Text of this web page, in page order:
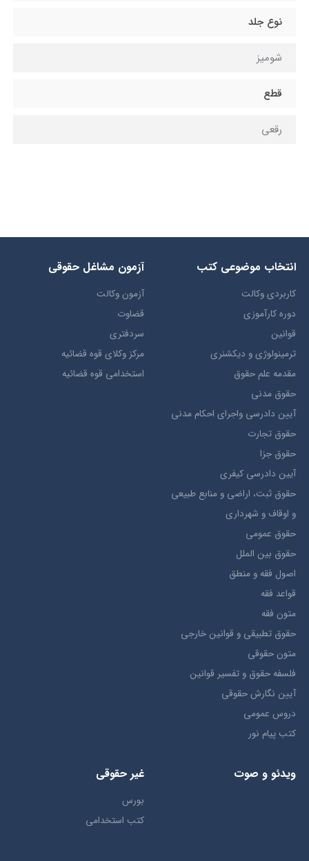
نوع جلد
شومیز
قطع
رقعی
انتخاب​ موضوعي​ کتب
کاربردی وکالت
دوره کارآموزی
قوانین
ترمينولوژي و ديکشنري
مقدمه علم حقوق
حقوق مدني
آيين دادرسي ​واجراي ​احکام ​مدني
حقوق تجارت
حقوق جزا
آيین دادرسی کیفری
حقوق ثبت، اراضي و منابع طبيعي
و اوقاف و شهرداری
حقوق عمومی
حقوق بين الملل
اصول فقه و منطق
قواعد فقه
متون فقه
حقوق تطبيقي و قوانین خارجی
متون حقوقي
فلسفه حقوق و تفسیر قوانین
آیین نگارش حقوقی
دروس عمومی
کتب پیام نور
آزمون مشاغل حقوقی
آزمون وکالت
قضاوت
سردفتری
مرکز وکلای قوه قضائیه
استخدامی قوه قضائیه
ویدئو و صوت غیر حقوقی
بورس
کتب استخدامی